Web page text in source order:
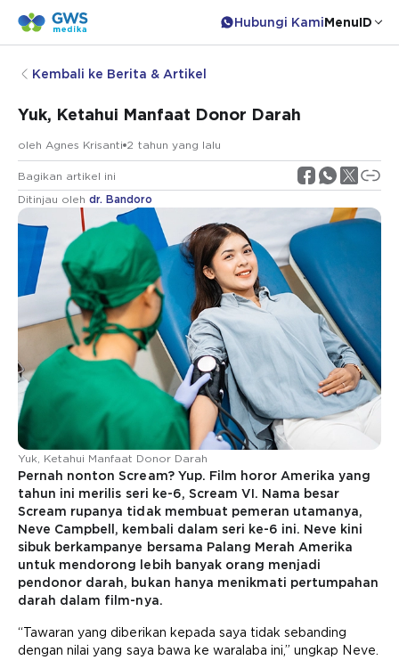
Hubungi KamiMenuID
Kembali ke Berita & Artikel
Yuk, Ketahui Manfaat Donor Darah
oleh Agnes Krisanti 2 tahun yang lalu
Bagikan artikel ini
Ditinjau oleh dr. Bandoro
Yuk, Ketahui Manfaat Donor Darah
Pernah nonton Scream? Yup. Film horor Amerika yang
tahun ini merilis seri ke-6, Scream VI. Nama besar
Scream rupanya tidak membuat pemeran utamanya,
Neve Campbell, kembali dalam seri ke-6 ini. Neve kini
sibuk berkampanye bersama Palang Merah Amerika
untuk mendorong lebih banyak orang menjadi
pendonor darah, bukan hanya menikmati pertumpahan
darah dalam film-nya.
“Tawaran yang diberikan kepada saya tidak sebanding
dengan nilai yang saya bawa ke waralaba ini,” ungkap Neve.